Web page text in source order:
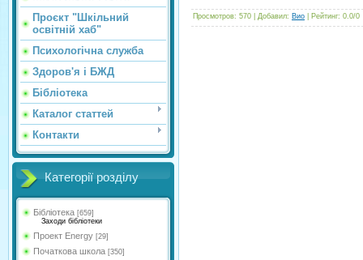
Проєкт "Шкільний
освітній хаб"
Психологічна служба
Здоров'я і БЖД
Бібліотека
Каталог статтей
Контакти
Категорії розділу
Бібліотека [659]
Заходи бібліотеки
Проект Energy [29]
Початкова школа [350]
Просмотров: 570 Добавил: Вио Рейтинг: 0.0/0